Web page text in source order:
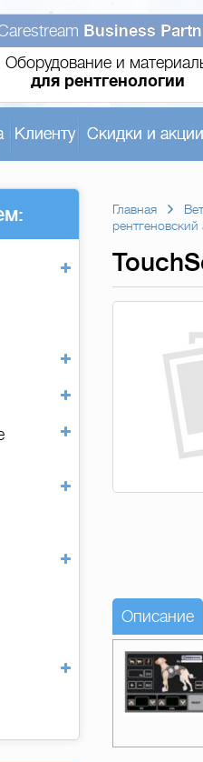
Business
Оборудование и
для рентгенологии
Клиенту Скидки и акции
Главная
рентгеновский
Описание